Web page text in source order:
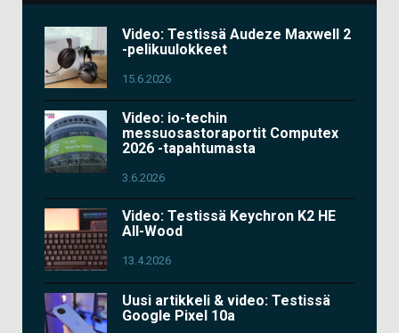
Video: Testissä Audeze Maxwell 2
-pelikuulokkeet
15.6.2026
Video: io-techin
messuosastoraportit Computex
2026 -tapahtumasta
3.6.2026
Video: Testissä Keychron K2 HE
All-Wood
13.4.2026
Uusi artikkeli & video: Testissä
Google Pixel 10a